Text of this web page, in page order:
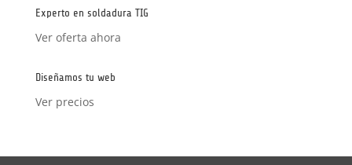
Experto en soldadura TIG
Ver oferta ahora
Diseñamos tu web
Ver precios